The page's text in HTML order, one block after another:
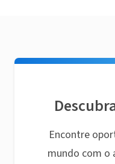
Encontre
mundo com o